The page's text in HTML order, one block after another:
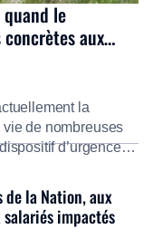
le
aux
la
de nombreuses
d’urgence
mobilise
un diagnostic
faire face aux
de la Nation, aux
impactés